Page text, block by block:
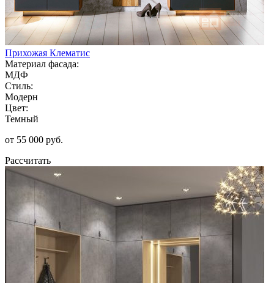
Прихожая Клематис
Материал фасада:
МДФ
Стиль:
Модерн
Цвет:
Темный
от 55 000 руб.
Рассчитать